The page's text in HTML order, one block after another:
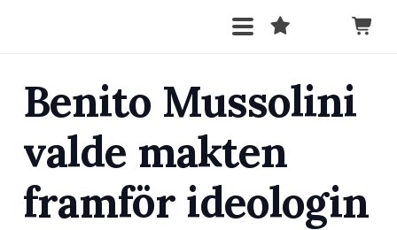
Benito Mussolini
valde makten
framför ideologin